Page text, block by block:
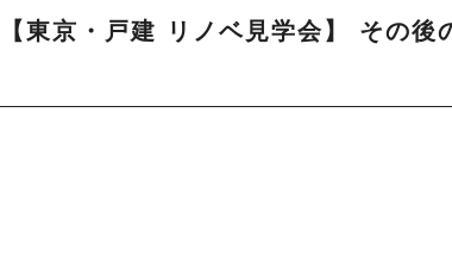
東京・戸建 リノベ見学会】 その